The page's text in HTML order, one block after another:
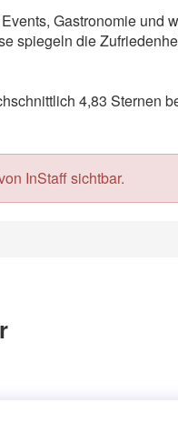
Gastronomie und
spiegeln die
4,83 Sternen
InStaff sichtbar.